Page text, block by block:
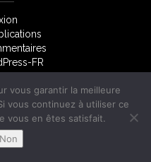
FR
vous garantir la meilleure
vous continuez à utiliser ce
vous en êtes satisfait.
Non